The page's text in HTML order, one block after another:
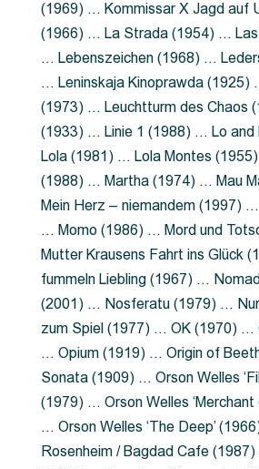
(1969) … Kommissar X Jagd auf
(1966) … La Strada (1954) …
… Lebenszeichen (1968) …
… Leninskaja Kinoprawda (1925)
(1973) … Leuchtturm des Chaos
(1933) … Linie 1 (1988) … Lo and
Lola (1981) … Lola Montes
(1988) … Martha (1974) … Mau
Mein Herz – niemandem (1997)
… Momo (1986) … Mord und
Mutter Krausens Fahrt ins Glück
fummeln Liebling (1967) …
(2001) … Nosferatu (1979) …
zum Spiel (1977) … OK (1970) …
… Opium (1919) … Origin of
Sonata (1909) … Orson Welles
(1979) … Orson Welles ‘Merchant
… Orson Welles ‘The Deep’
Rosenheim / Bagdad Cafe